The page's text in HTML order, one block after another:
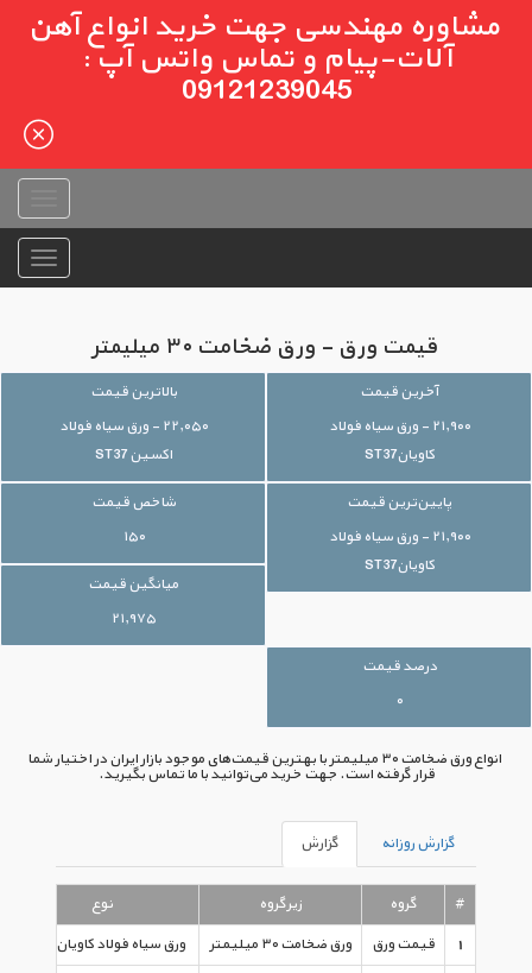
مشاوره مهندسی جهت خرید انواع آهن
آلات-پیام و تماس واتس آپ :
09121239045
قیمت ورق - ورق ضخامت ۳۰ میلیمتر
آخرین قیمت
۲۱,۹۰۰ - ورق سیاه فولاد
کاویانST37
بالاترین قیمت
۲۲,۰۵۰ - ورق سیاه فولاد
اکسین ST37
پایین‌ترین قیمت
۲۱,۹۰۰ - ورق سیاه فولاد
کاویانST37
شاخص قیمت
۱۵۰
میانگین قیمت
۲۱,۹۷۵
درصد قیمت
۰
انواع ورق ضخامت ۳۰ میلیمتر با بهترین قیمت‌های موجود بازار ایران در اختیار شما
قرار گرفته است. جهت خرید می‌توانید با ما تماس بگیرید.
گزارش روزانه گزارش
# گروه زیرگروه
نوع
1
قیمت ورق ورق ضخامت ۳۰ میلیمتر
ورق سیاه فولاد کاویانST۳۷